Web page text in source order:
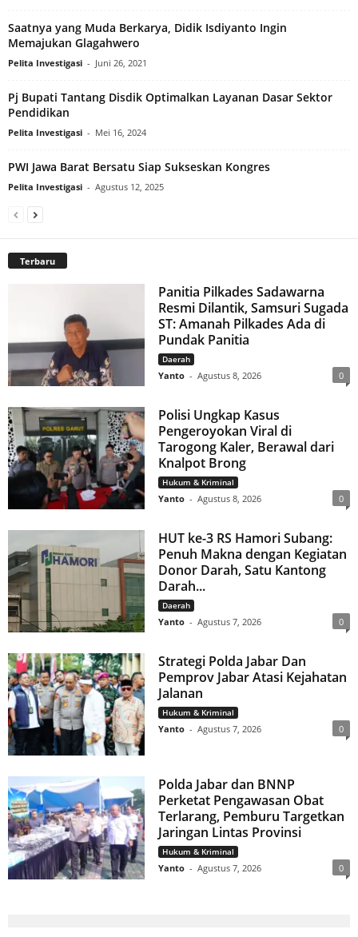
Saatnya yang Muda Berkarya, Didik Isdiyanto Ingin
Memajukan Glagahwero
Pelita Investigasi - Juni 26, 2021
Pj Bupati Tantang Disdik Optimalkan Layanan Dasar Sektor
Pendidikan
Pelita Investigasi - Mei 16, 2024
PWI Jawa Barat Bersatu Siap Sukseskan Kongres
Pelita Investigasi - Agustus 12, 2025
Terbaru
Panitia Pilkades Sadawarna
Resmi Dilantik, Samsuri Sugada
ST: Amanah Pilkades Ada di
Pundak Panitia
Daerah
Yanto - Agustus 8, 2026 0
Polisi Ungkap Kasus
Pengeroyokan Viral di
Tarogong Kaler, Berawal dari
Knalpot Brong
Hukum & Kriminal
Yanto - Agustus 8, 2026 0
HUT ke-3 RS Hamori Subang:
Penuh Makna dengan Kegiatan
Donor Darah, Satu Kantong
Darah...
Daerah
Yanto - Agustus 7, 2026 0
Strategi Polda Jabar Dan
Pemprov Jabar Atasi Kejahatan
Jalanan
Hukum & Kriminal
Yanto - Agustus 7, 2026 0
Polda Jabar dan BNNP
Perketat Pengawasan Obat
Terlarang, Pemburu Targetkan
Jaringan Lintas Provinsi
Hukum & Kriminal
Yanto - Agustus 7, 2026 0